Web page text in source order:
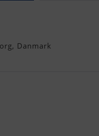
Danmark